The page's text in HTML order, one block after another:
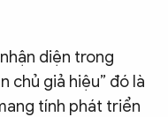
diện trong
chủ giả hiệu” đó là
tính phát triển